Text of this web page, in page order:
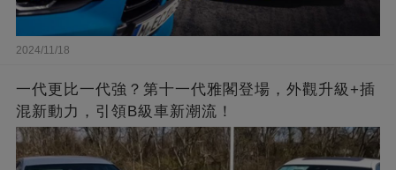
2024/11/18
一代更比一代強？第十一代雅閣登場，外觀升級+插
混新動力，引領B級車新潮流！